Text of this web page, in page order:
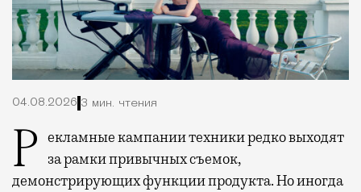
04.08.2026 3 мин. чтения
Рекламные кампании техники редко выходят
за рамки привычных съемок,
демонстрирующих функции продукта. Но иногда